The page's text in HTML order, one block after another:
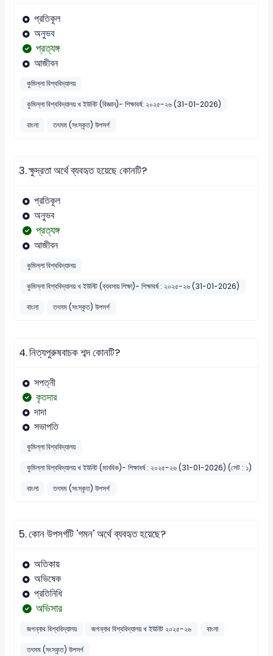
প্রতিকূল
অনুভব
প্রত্যঙ্গ
আজীবন
কুমিল্লা বিশ্ববিদ্যালয়
কুমিল্লা বিশ্ববিদ্যালয় খ ইউনিট (বিজ্ঞান)- শিক্ষাবর্ষ: ২০২৫-২৬ (31-01-2026)
বাংলা
তৎসম (সংস্কৃত) উপসর্গ
3.ক্ষুদ্রতা অর্থে ব্যবহৃত হয়েছে কোনটি?
প্রতিকূল
অনুভব
প্রত্যঙ্গ
আজীবন
কুমিল্লা বিশ্ববিদ্যালয়
কুমিল্লা বিশ্ববিদ্যালয় খ ইউনিট (ব্যবসায় শিক্ষা)- শিক্ষাবর্ষ : ২০২৫-২৬ (31-01-2026)
বাংলা
তৎসম (সংস্কৃত) উপসর্গ
4.নিত্যপুরুষবাচক শব্দ কোনটি?
সপত্নী
কৃতদার
দাদা
সভাপতি
কুমিল্লা বিশ্ববিদ্যালয়
কুমিল্লা বিশ্ববিদ্যালয় খ ইউনিট (মানবিক)- শিক্ষাবর্ষ : ২০২৫-২৬ (31-01-2026) (সেট : ১)
বাংলা
তৎসম (সংস্কৃত) উপসর্গ
5.কোন উপসর্গটি 'গমন' অর্থে ব্যবহৃত হয়েছে?
অতিকায়
অভিষেক
প্রতিনিধি
অভিসার
জগন্নাথ বিশ্ববিদ্যালয় জগন্নাথ বিশ্ববিদ্যালয় খ ইউনিট ২০২৫-২৬
বাংলা
তৎসম (সংস্কৃত) উপসর্গ